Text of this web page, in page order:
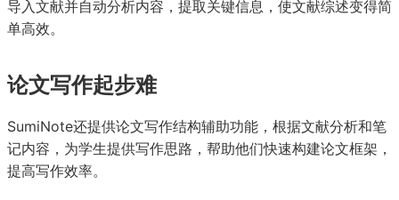
导入文献并自动分析内容，提取关键信息，使文献综述变得简
单高效。
论文写作起步难
SumiNote还提供论文写作结构辅助功能，根据文献分析和笔
记内容，为学生提供写作思路，帮助他们快速构建论文框架，
提高写作效率。